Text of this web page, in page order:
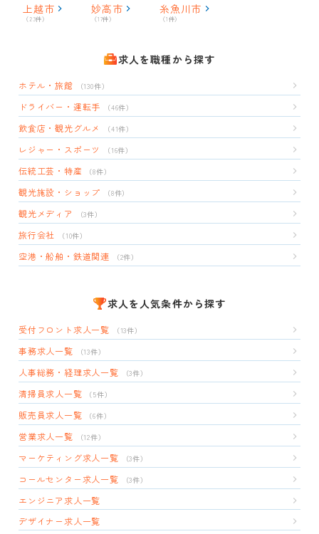
上越市
（23件）
妙高市
（17件）
糸魚川市
（1件）
求人を職種から探す
ホテル・旅館 （130件）
ドライバー・運転手 （46件）
飲食店・観光グルメ （41件）
レジャー・スポーツ （16件）
伝統工芸・特産 （8件）
観光施設・ショップ （8件）
観光メディア （3件）
旅行会社 （10件）
空港・船舶・鉄道関連 （2件）
求人を人気条件から探す
受付フロント求人一覧 （13件）
事務求人一覧 （13件）
人事総務・経理求人一覧 （3件）
清掃員求人一覧 （5件）
販売員求人一覧 （6件）
営業求人一覧 （12件）
マーケティング求人一覧 （3件）
コールセンター求人一覧 （3件）
エンジニア求人一覧
デザイナー求人一覧